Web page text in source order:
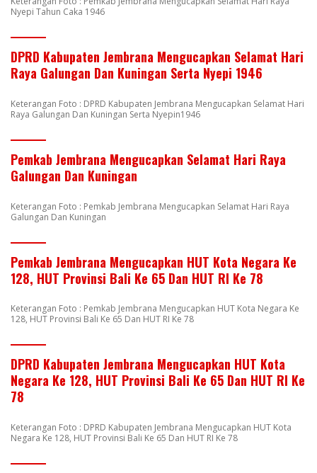
Nyepi Tahun Caka 1946
DPRD Kabupaten Jembrana Mengucapkan Selamat Hari
Raya Galungan Dan Kuningan Serta Nyepi 1946
Keterangan Foto : DPRD Kabupaten Jembrana Mengucapkan Selamat Hari
Raya Galungan Dan Kuningan Serta Nyepin1946
Pemkab Jembrana Mengucapkan Selamat Hari Raya
Galungan Dan Kuningan
Keterangan Foto : Pemkab Jembrana Mengucapkan Selamat Hari Raya
Galungan Dan Kuningan
Pemkab Jembrana Mengucapkan HUT Kota Negara Ke
128, HUT Provinsi Bali Ke 65 Dan HUT RI Ke 78
Keterangan Foto : Pemkab Jembrana Mengucapkan HUT Kota Negara Ke
128, HUT Provinsi Bali Ke 65 Dan HUT RI Ke 78
DPRD Kabupaten Jembrana Mengucapkan HUT Kota
Negara Ke 128, HUT Provinsi Bali Ke 65 Dan HUT RI Ke
78
Keterangan Foto : DPRD Kabupaten Jembrana Mengucapkan HUT Kota
Negara Ke 128, HUT Provinsi Bali Ke 65 Dan HUT RI Ke 78